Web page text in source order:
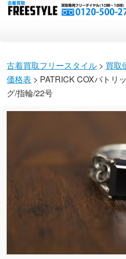
買取システム
買取対象アイテム
会社概要
特集記事
古着買取フリースタイル > 買取
価格表 > PATRICK COXパトリ
グ/指輪/22号